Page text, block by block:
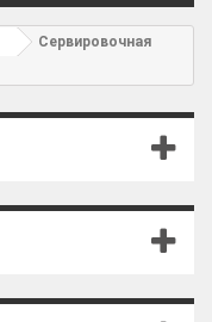
Сервировочная